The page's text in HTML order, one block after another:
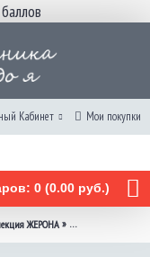
баллов
0 (0.00 руб.)
Кабинет Мои покупки
ЖЕРОНА» Тумба АКВАТОН